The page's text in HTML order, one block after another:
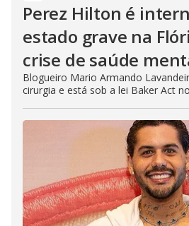
Perez Hilton é
estado grave na
crise de saúde
Blogueiro Mario Armando
cirurgia e está sob a lei Baker Act